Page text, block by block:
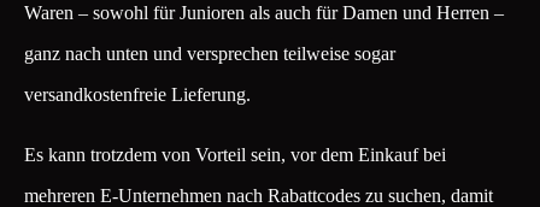
Waren – sowohl für Junioren als auch für Damen und Herren –
ganz nach unten und versprechen teilweise sogar
versandkostenfreie Lieferung.
Es kann trotzdem von Vorteil sein, vor dem Einkauf bei
mehreren E-Unternehmen nach Rabattcodes zu suchen, damit